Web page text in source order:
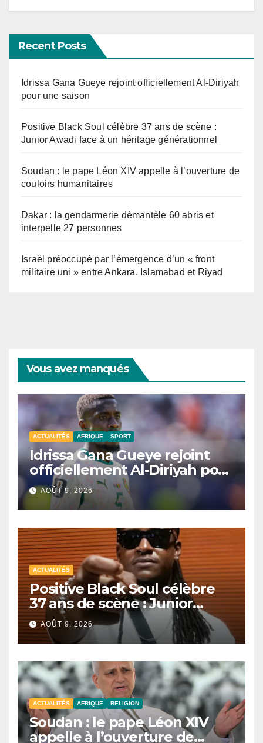
Recent Posts
Idrissa Gana Gueye rejoint officiellement Al-Diriyah
pour une saison
Positive Black Soul célèbre 37 ans de scène :
Junior Awadi face à un héritage générationnel
Soudan : le pape Léon XIV appelle à l’ouverture de
couloirs humanitaires
Dakar : la gendarmerie démantèle 60 abris et
interpelle 27 personnes
Israël préoccupé par l’émergence d’un « front
militaire uni » entre Ankara, Islamabad et Riyad
Vous avez manqués
ACTUALITÉS AFRIQUE SPORT
Idrissa Gana Gueye rejoint
officiellement Al-Diriyah pour
une saison
AOÛT 9, 2026
ACTUALITÉS
Positive Black Soul célèbre
37 ans de scène : Junior
Awadi face à un héritage
générationnel
AOÛT 9, 2026
ACTUALITÉS AFRIQUE RELIGION
Soudan : le pape Léon XIV
appelle à l’ouverture de